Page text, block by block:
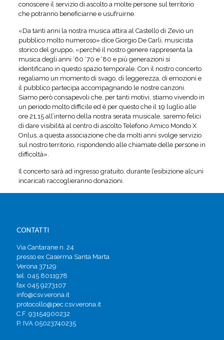
conoscere il servizio di ascolto a molte persone sul territorio
che potranno beneficiarne e usufruirne.
«Da tanti anni la nostra musica attira al Castello di Zevio un
pubblico molto numeroso» dice Giorgio De Carli, musicista
storico del gruppo, «perché il nostro genere rappresenta la
musica degli anni ‘60 ‘70 e ‘80 e più generazioni si
identificano in questo spazio temporale. Con il nostro concerto
regaliamo un momento di svago, di leggerezza, di emozioni e
il pubblico partecipa accompagnando le nostre canzoni.
Siamo però consapevoli che, per tanti motivi, stiamo vivendo in
un periodo molto difficile ed è per questo che il 19 luglio alle
ore 21,15 all’interno della nostra serata musicale, saremo felici
di dare visibilità al centro di ascolto Telefono Amico Mondo X
Onlus, a questa associazione che da molti anni svolge servizio
sul nostro territorio, rispondendo alle chiamate delle persone in
difficoltà».
Il concerto sarà ad ingresso gratuito, durante l’esibizione alcuni
incaricati raccoglieranno donazioni.
CONTATTI
Via Cantarane n. 24
presso ex Caserma Santa Marta
Verona 37129
tel. 045 8011978
fax 045 9273107
info@csv.verona.it
protocollo@pec.csv.verona.it
C.F. 93154900232
P. IVA 05023740235